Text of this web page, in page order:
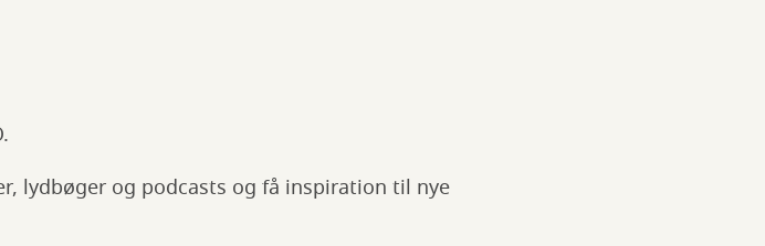
lydbøger og podcasts og få inspiration til nye